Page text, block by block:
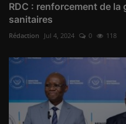
RDC : renforcement de
sanitaires
Rédaction Jul 4, 2024 0 118